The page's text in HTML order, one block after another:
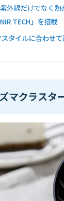
外線だけでなく
TECH」を搭載
タイルに合わせ
マクラスタ